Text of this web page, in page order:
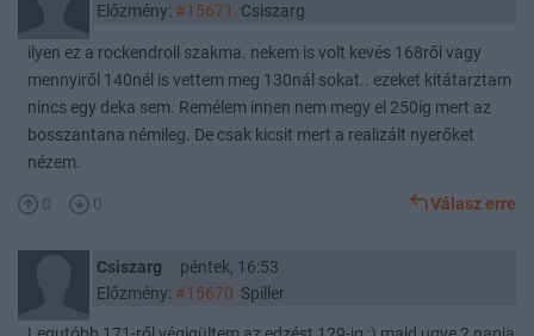
Előzmény: #15671 Csiszarg
ilyen ez a rockendroll szakma. nekem is volt kevés 168ről vagy
mennyiről 140nél is vettem meg 130nál sokat.. ezeket kitátarztam
nincs egy deka sem. Remélem innen nem megy el 250ig mert az
bosszantana némileg. De csak kicsit mert a realizált nyerőket
nézem.
0 0 Válasz erre
Csiszarg
péntek, 16:53
Előzmény: #15670 Spiller